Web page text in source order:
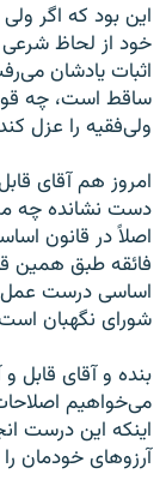
این بود که اگر
خود از لحاظ
اثبات یادشان
ساقط است، چه
ولی‌فقیه را عزل
امروز هم آقای
دست نشانده چه
اصلاً در قانون
فائقه طبق همین
اساسی درست
شورای نگهبان
بنده و آقای قابل
می‌خواهیم
اینکه این درست
آرزوهای خودمان